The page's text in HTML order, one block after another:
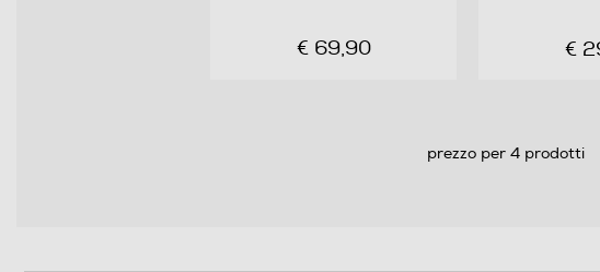
adottiva
la
€ 69,90 €
prezzo per 4 prodotti